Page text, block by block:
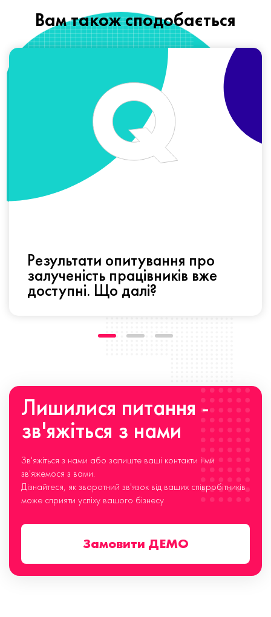
Вам також сподобається
Результати опитування про
залученість працівників вже
доступні. Що далі?
Лишилися питання -
зв'яжіться з нами
Зв'яжіться з нами або залиште ваші контакти і ми
зв'яжемося з вами.
Дізнайтеся, як зворотний зв'язок від ваших співробітників
може сприяти успіху вашого бізнесу
Замовити ДЕМО